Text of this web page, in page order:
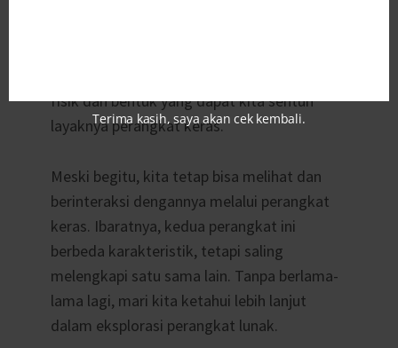
fisik dan bentuk yang dapat kita sentuh
layaknya perangkat keras.
Meski begitu, kita tetap bisa melihat dan
berinteraksi dengannya melalui perangkat
keras. Ibaratnya, kedua perangkat ini
berbeda karakteristik, tetapi saling
melengkapi satu sama lain. Tanpa berlama-
lama lagi, mari kita ketahui lebih lanjut
dalam eksplorasi perangkat lunak.
Terima kasih, saya akan cek kembali.